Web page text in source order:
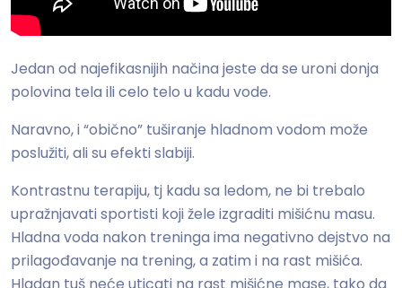
Jedan od najefikasnijih načina jeste da se uroni donja
polovina tela ili celo telo u kadu vode.
Naravno, i “obično” tuširanje hladnom vodom može
poslužiti, ali su efekti slabiji.
Kontrastnu terapiju, tj kadu sa ledom, ne bi trebalo
upražnjavati sportisti koji žele izgraditi mišićnu masu.
Hladna voda nakon treninga ima negativno dejstvo na
prilagođavanje na trening, a zatim i na rast mišića.